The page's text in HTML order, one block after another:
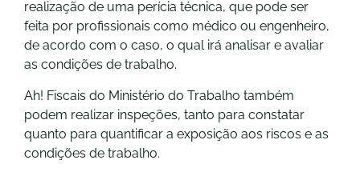
realização de uma perícia técnica, que pode ser
feita por profissionais como médico ou engenheiro,
de acordo com o caso, o qual irá analisar e avaliar
as condições de trabalho.
Ah! Fiscais do Ministério do Trabalho também
podem realizar inspeções, tanto para constatar
quanto para quantificar a exposição aos riscos e as
condições de trabalho.